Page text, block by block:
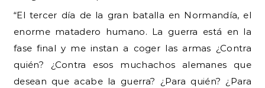
“El tercer día de la gran batalla en Normandía, el
enorme matadero humano. La guerra está en la
fase final y me instan a coger las armas ¿Contra
quién? ¿Contra esos muchachos alemanes que
desean que acabe la guerra? ¿Para quién? ¿Para